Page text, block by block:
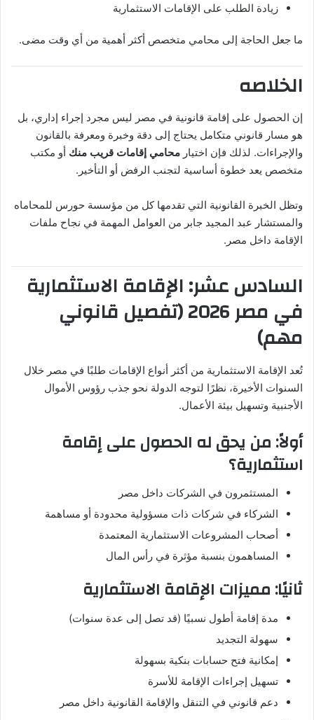
زيادة الطلب على الإقامات الاستثمارية
ما جعل الحاجة إلى محامي متخصص أكثر أهمية من أي وقت مضى.
الخلاصه
إن الحصول على إقامة قانونية في مصر ليس مجرد إجراء إداري، بل
هو مسار قانوني متكامل يحتاج إلى دقة وخبرة ومعرفة بالقانون
والإجراءات. لذلك فإن اختيار محامي إقامات قريب منك أو مكتب
متخصص يعد خطوة أساسية لتجنب الرفض أو التأخير.
وتظل الخبرة القانونية التي تقدمها كل من مؤسسة حورس للمحاماه
والمستشار عبد المجيد جابر من العوامل المهمة في نجاح ملفات
الإقامة داخل مصر.
السادس عشر: الإقامة الاستثمارية
في مصر 2026 (تفصيل قانوني
مهم)
تُعد الإقامة الاستثمارية من أكثر أنواع الإقامات طلبًا في مصر خلال
السنوات الأخيرة، نظرًا لتوجه الدولة نحو جذب رؤوس الأموال
الأجنبية وتسهيل بيئة الأعمال.
أولاً: من يحق له الحصول على إقامة
استثمارية؟
المستثمرون في الشركات داخل مصر
الشركاء في شركات ذات مسؤولية محدودة أو مساهمة
أصحاب المشروعات الاستثمارية المعتمدة
المساهمون بنسبة مؤثرة في رأس المال
ثانيًا: مميزات الإقامة الاستثمارية
مدة إقامة أطول نسبيًا (قد تصل إلى عدة سنوات)
سهولة التجديد
إمكانية فتح حسابات بنكية بسهولة
تسهيل إجراءات الإقامة للأسرة
دعم قانوني في التنقل والإقامة القانونية داخل مصر